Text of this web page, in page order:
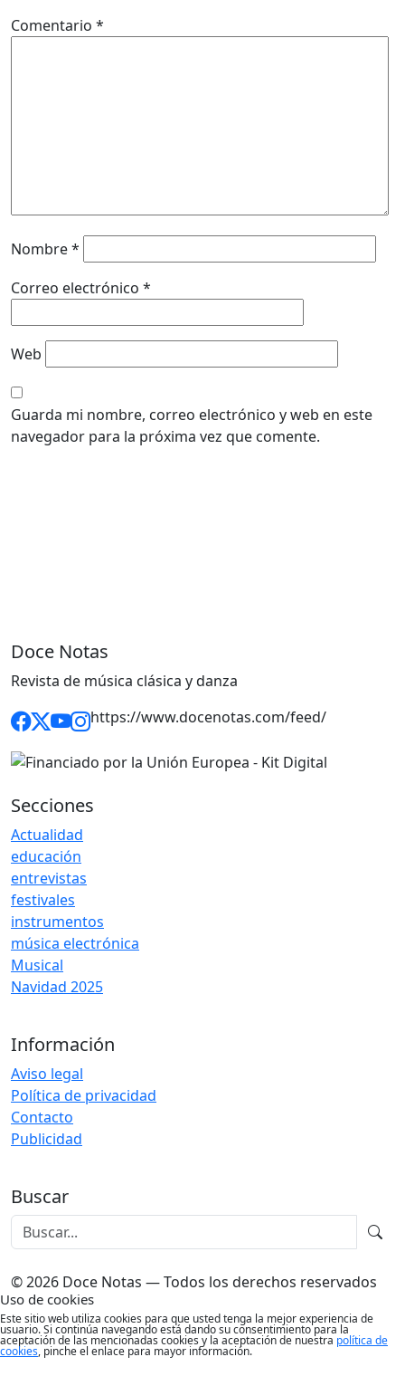
Comentario *
Nombre*
Correo electrónico *
Web
Guarda mi nombre, correo electrónico y web en este
navegador para la próxima vez que comente.
Doce Notas
Revista de música clásica y danza
https://www.docenotas.com/feed/
Secciones
Actualidad
educación
entrevistas
festivales
instrumentos
música electrónica
Musical
Navidad 2025
Información
Aviso legal
Política de privacidad
Contacto
Publicidad
Buscar
© 2026 Doce Notas — Todos los derechos reservados
Uso de cookies
Este sitio web utiliza cookies para que usted tenga la mejor experiencia de
usuario. Si continúa navegando está dando su consentimiento para la
aceptación de las mencionadas cookies y la aceptación de nuestra política de
cookies, pinche el enlace para mayor información.